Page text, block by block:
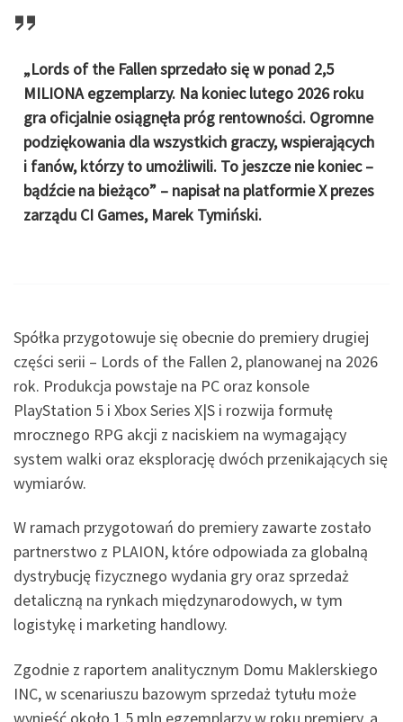
„Lords of the Fallen sprzedało się w ponad 2,5
MILIONA egzemplarzy. Na koniec lutego 2026 roku
gra oficjalnie osiągnęła próg rentowności. Ogromne
podziękowania dla wszystkich graczy, wspierających
i fanów, którzy to umożliwili. To jeszcze nie koniec –
bądźcie na bieżąco” – napisał na platformie X prezes
zarządu CI Games, Marek Tymiński.
Spółka przygotowuje się obecnie do premiery drugiej
części serii – Lords of the Fallen 2, planowanej na 2026
rok. Produkcja powstaje na PC oraz konsole
PlayStation 5 i Xbox Series X|S i rozwija formułę
mrocznego RPG akcji z naciskiem na wymagający
system walki oraz eksplorację dwóch przenikających się
wymiarów.
W ramach przygotowań do premiery zawarte zostało
partnerstwo z PLAION, które odpowiada za globalną
dystrybucję fizycznego wydania gry oraz sprzedaż
detaliczną na rynkach międzynarodowych, w tym
logistykę i marketing handlowy.
Zgodnie z raportem analitycznym Domu Maklerskiego
INC, w scenariuszu bazowym sprzedaż tytułu może